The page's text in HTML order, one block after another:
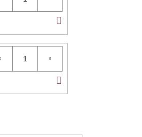
KOŠÍKU
KOŠÍKU